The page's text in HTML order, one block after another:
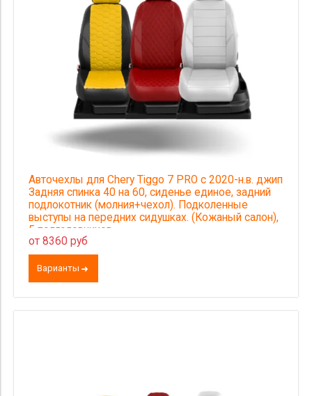
Авточехлы для Chery Tiggo 7 PRO с 2020-н.в. джип
Задняя спинка 40 на 60, сиденье единое, задний
подлокотник (молния+чехол). Подколенные
выступы на передних сидушках. (Кожаный салон),
5 подголовников
от 8360 руб
Варианты